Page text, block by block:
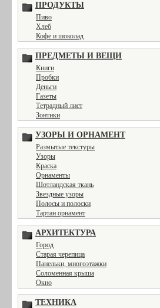
ПРОДУКТЫ
Пиво
Хлеб
Кофе и шоколад
ПРЕДМЕТЫ И ВЕЩИ
Книги
Пробки
Деньги
Газеты
Тетрадный лист
Зонтики
УЗОРЫ И ОРНАМЕНТ
Размытые текстуры
Узоры
Краска
Орнаменты
Шотландская ткань
Звездные узоры
Полосы и полоски
Тартан орнамент
АРХИТЕКТУРА
Город
Старая черепица
Панельки, многоэтажки
Соломенная крыша
Окно
ТЕХНИКА